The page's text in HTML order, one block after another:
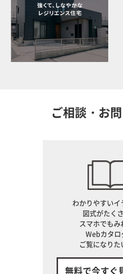
ご相談・お
わかりやすいイ
図式がたく
スマホでもみ
Webカタロ
ご覧になりた
無料で今すぐ